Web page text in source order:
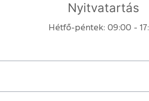
Nyitvatartás
Hétfő-péntek: 09:00 -